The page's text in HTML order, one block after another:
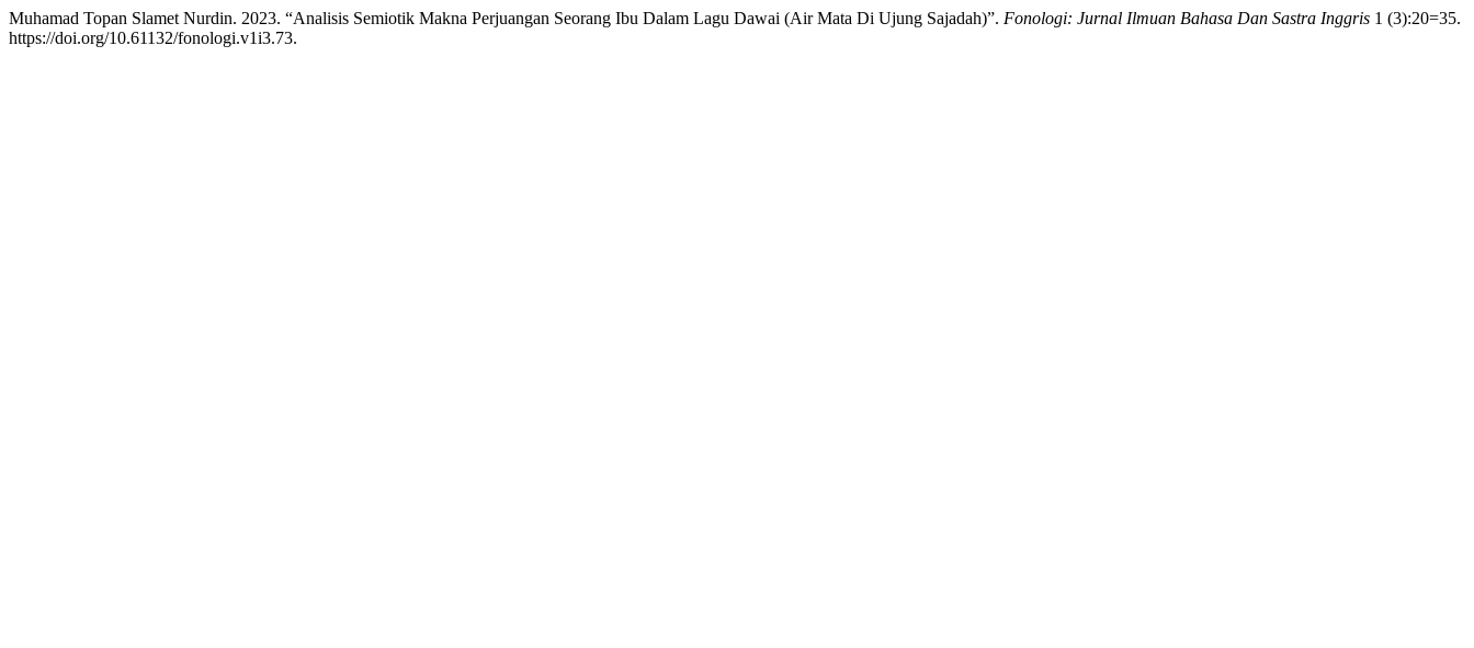
Muhamad Topan Slamet Nurdin. 2023. “Analisis Semiotik Makna Perjuangan Seorang Ibu Dalam Lagu Dawai (Air Mata Di Ujung Sajadah)”. Fonologi: Jurnal Ilmuan Bahasa Dan Sastra Inggris 1 (3):20=35.
https://doi.org/10.61132/fonologi.v1i3.73.